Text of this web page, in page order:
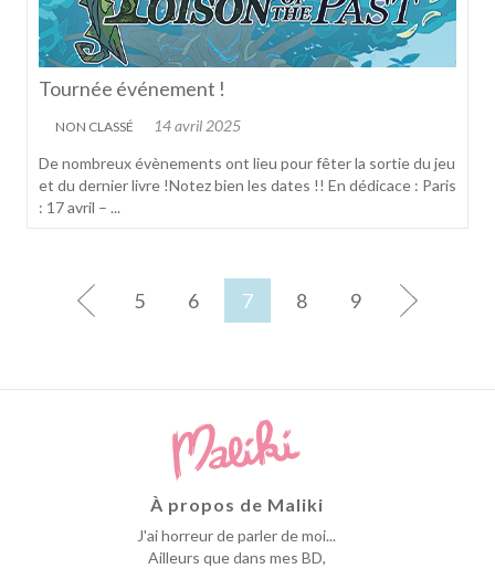
Tournée événement !
NON CLASSÉ
14 avril 2025
De nombreux évènements ont lieu pour fêter la sortie du jeu
et du dernier livre !Notez bien les dates !! En dédicace : Paris
: 17 avril – ...
5 6 7 8 9
À propos de Maliki
J'ai horreur de parler de moi...
Ailleurs que dans mes BD,